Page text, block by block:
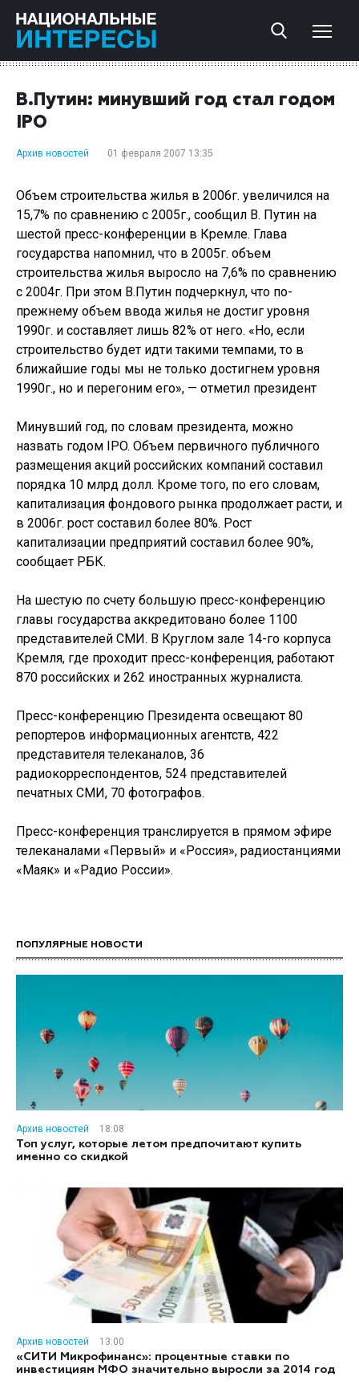
В.Путин: минувший год стал годом
IPO
Архив новостей 01 февраля 2007 13:35
Объем строительства жилья в 2006г. увеличился на
15,7% по сравнению с 2005г., сообщил В. Путин на
шестой пресс-конференции в Кремле. Глава
государства напомнил, что в 2005г. объем
строительства жилья выросло на 7,6% по сравнению
с 2004г. При этом В.Путин подчеркнул, что по-
прежнему объем ввода жилья не достиг уровня
1990г. и составляет лишь 82% от него. «Но, если
строительство будет идти такими темпами, то в
ближайшие годы мы не только достигнем уровня
1990г., но и перегоним его», — отметил президент
Минувший год, по словам президента, можно
назвать годом IPO. Объем первичного публичного
размещения акций российских компаний составил
порядка 10 млрд долл. Кроме того, по его словам,
капитализация фондового рынка продолжает расти, и
в 2006г. рост составил более 80%. Рост
капитализации предприятий составил более 90%,
сообщает РБК.
На шестую по счету большую пресс-конференцию
главы государства аккредитовано более 1100
представителей СМИ. В Круглом зале 14-го корпуса
Кремля, где проходит пресс-конференция, работают
870 российских и 262 иностранных журналиста.
Пресс-конференцию Президента освещают 80
репортеров информационных агентств, 422
представителя телеканалов, 36
радиокорреспондентов, 524 представителей
печатных СМИ, 70 фотографов.
Пресс-конференция транслируется в прямом эфире
телеканалами «Первый» и «Россия», радиостанциями
«Маяк» и «Радио России».
ПОПУЛЯРНЫЕ НОВОСТИ
Архив новостей
18:08
Топ услуг, которые летом предпочитают купить
именно со скидкой
Архив новостей
13:00
«СИТИ Микрофинанс»: процентные ставки по
инвестициям МФО значительно выросли за 2014 год